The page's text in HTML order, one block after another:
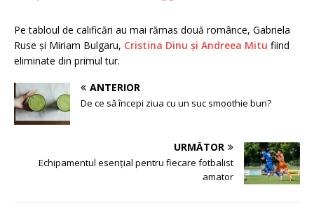
Pe tabloul de calificări au mai rămas două românce, Gabriela
Ruse și Miriam Bulgaru, Cristina Dinu și Andreea Mitu fiind
eliminate din primul tur.
ANTERIOR
De ce să începi ziua cu un suc smoothie bun?
URMĂTOR
Echipamentul esențial pentru fiecare fotbalist
amator